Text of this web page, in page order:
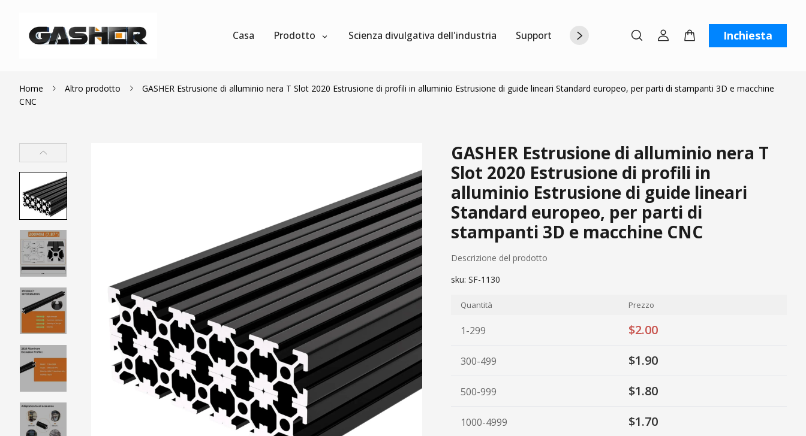
Casa Prodotto Scienza divulgativa dell'industria Supporto Chi siamo Contattaci Inchiesta
Home Altro prodotto
GASHER Estrusione di alluminio nera T Slot 2020 Estrusione di profili in alluminio Estrusione di guide lineari Standard europeo, per parti di stampanti 3D e macchine
CNC
GASHER Estrusione di alluminio nera T
Slot 2020 Estrusione di profili in
alluminio Estrusione di guide lineari
Standard europeo, per parti di
stampanti 3D e macchine CNC
Descrizione del prodotto
sku: SF-1130
Quantità Prezzo
1-299 $2.00
300-499 $1.90
500-999 $1.80
1000-4999 $1.70